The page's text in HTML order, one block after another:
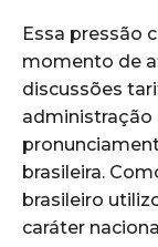
Essa pressão
momento de
discussões
administração
brasileira.
brasileiro
caráter